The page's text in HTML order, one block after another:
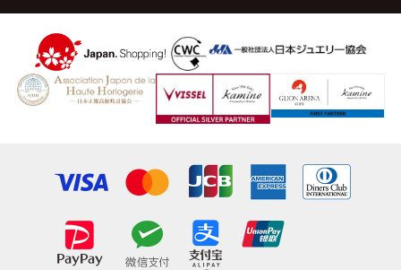
クッキーやウェブビーコン等を用いるなどして、本人が
容易に認識できない方法による個人情報の取得は行って
おりません。
取得した個人情報については、漏洩、減失または毀損の
防止と是正、その他個人情報の安全管理のために必要か
つ適切な措置を講じます。